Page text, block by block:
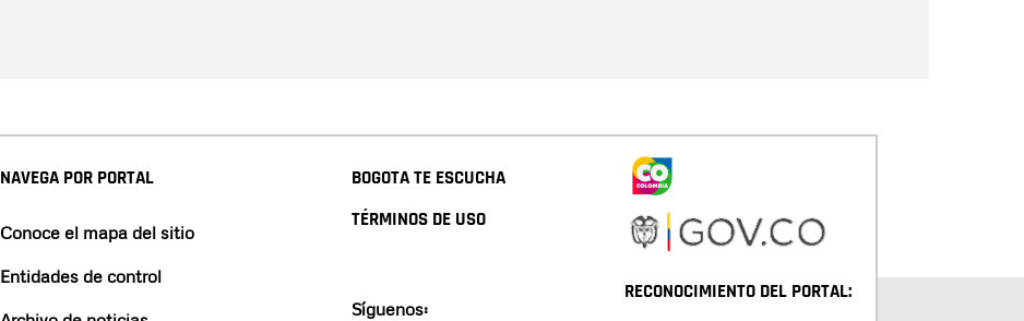
NAVEGA POR PORTAL
Conoce el mapa del sitio
Entidades de control
BOGOTA TE ESCUCHA
TÉRMINOS DE USO
Síguenos:
RECONOCIMIENTO DEL PORTAL: